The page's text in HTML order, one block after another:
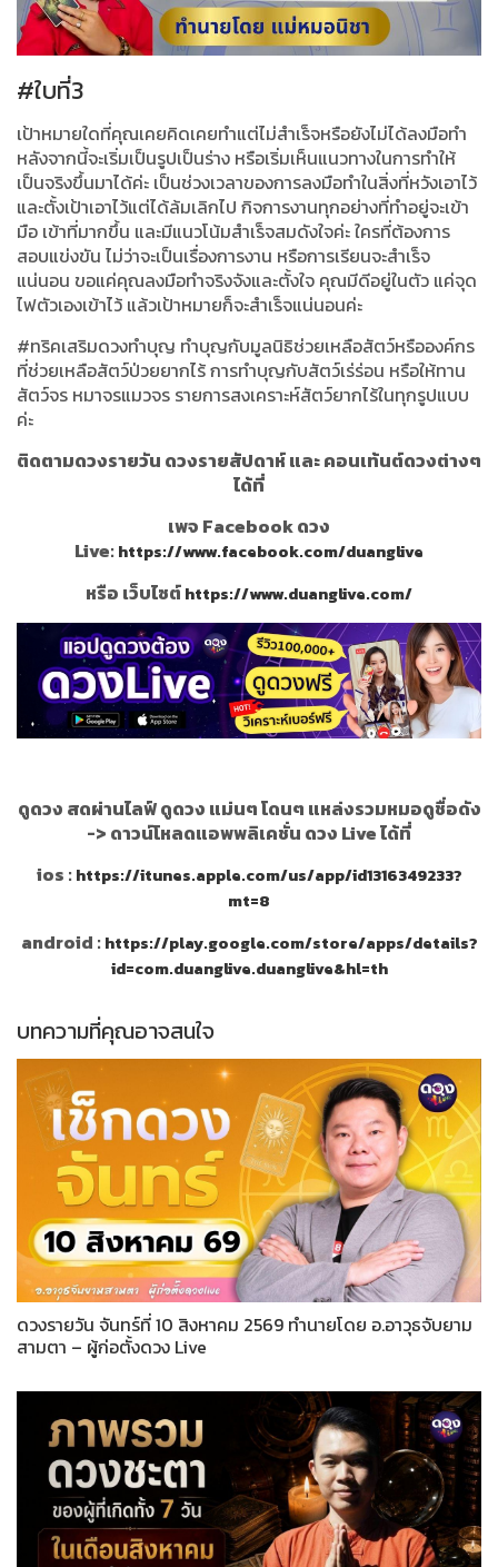
#ใบที่3
เป้าหมายใดที่คุณเคยคิดเคยทำแต่ไม่สำเร็จหรือยังไม่ได้ลงมือทำ
หลังจากนี้จะเริ่มเป็นรูปเป็นร่าง หรือเริ่มเห็นแนวทางในการทำให้
เป็นจริงขึ้นมาได้ค่ะ เป็นช่วงเวลาของการลงมือทำในสิ่งที่หวังเอาไว้
และตั้งเป้าเอาไว้แต่ได้ล้มเลิกไป กิจการงานทุกอย่างที่ทำอยู่จะเข้า
มือ เข้าที่มากขึ้น และมีแนวโน้มสำเร็จสมดังใจค่ะ ใครที่ต้องการ
สอบแข่งขัน ไม่ว่าจะเป็นเรื่องการงาน หรือการเรียนจะสำเร็จ
แน่นอน ขอแค่คุณลงมือทำจริงจังและตั้งใจ คุณมีดีอยู่ในตัว แค่จุด
ไฟตัวเองเข้าไว้ แล้วเป้าหมายก็จะสำเร็จแน่นอนค่ะ
#ทริคเสริมดวงทำบุญ ทำบุญกับมูลนิธิช่วยเหลือสัตว์หรือองค์กร
ที่ช่วยเหลือสัตว์ป่วยยากไร้ การทำบุญกับสัตว์เร่ร่อน หรือให้ทาน
สัตว์จร หมาจรแมวจร รายการสงเคราะห์สัตว์ยากไร้ในทุกรูปแบบ
ค่ะ
ติดตามดวงรายวัน ดวงรายสัปดาห์ และ คอนเท้นต์ดวงต่างๆ
ได้ที่
เพจ Facebook ดวง
Live:https://www.facebook.com/duanglive
หรือ เว็บไซต์https://www.duanglive.com/
ดูดวง สดผ่านไลฟ์ ดูดวง แม่นๆ โดนๆ แหล่งรวมหมอดูชื่อดัง
-> ดาวน์โหลดแอพพลิเคชั่น ดวง Live ได้ที่
ios :https://itunes.apple.com/us/app/id1316349233?
mt=8
android :https://play.google.com/store/apps/details?
id=com.duanglive.duanglive&hl=th
บทความที่คุณอาจสนใจ
ดวงรายวัน จันทร์ที่ 10 สิงหาคม 2569 ทำนายโดย อ.อาวุธจับยาม
สามตา – ผู้ก่อตั้งดวง Live